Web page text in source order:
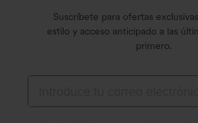
Suscríbete para ofertas
estilo y acceso anticipado a las
primero.